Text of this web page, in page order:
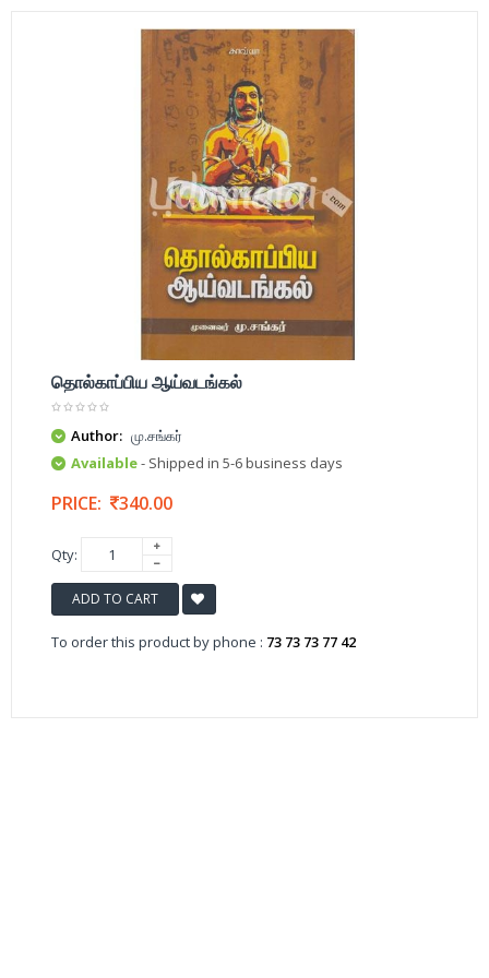
தொல்காப்பிய ஆய்வடங்கல்
Author: மு.சங்கர்
Available- Shipped in 5-6 business days
PRICE: 340.00
Qty:
ADD TO CART
To order this product by phone : 73 73 73 77 42